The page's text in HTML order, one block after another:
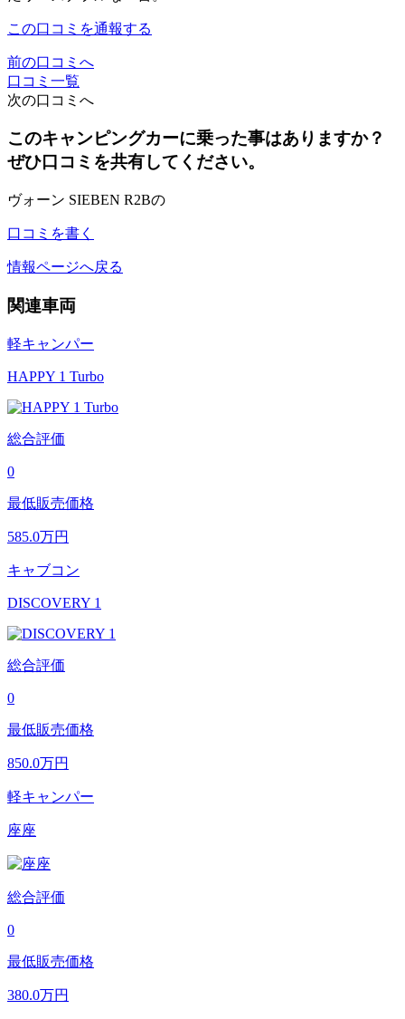
この口コミを通報する
前の口コミへ
口コミ一覧
次の口コミへ
このキャンピングカーに乗った事はありますか？
ぜひ口コミを共有してください。
ヴォーン SIEBEN R2Bの
口コミを書く
情報ページへ戻る
関連車両
軽キャンパー
HAPPY 1 Turbo
総合評価
0
最低販売価格
585.0万円
キャブコン
DISCOVERY 1
総合評価
0
最低販売価格
850.0万円
軽キャンパー
座座
総合評価
0
最低販売価格
380.0万円